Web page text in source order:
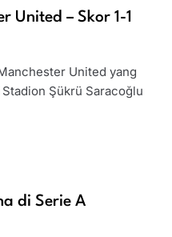
United – Skor 1-1
United yang
Şükrü Saracoğlu
di Serie A